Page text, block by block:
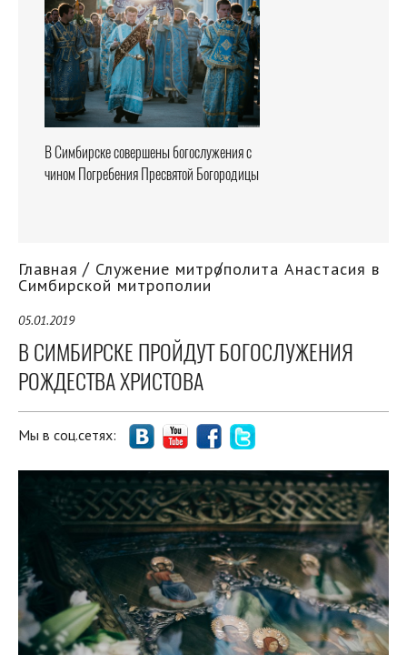
В Симбирске совершены богослужения с
чином Погребения Пресвятой Богородицы
Главная Служение митрополита Анастасия в
Симбирской митрополии
05.01.2019
В СИМБИРСКЕ ПРОЙДУТ БОГОСЛУЖЕНИЯ
РОЖДЕСТВА ХРИСТОВА
Мы в соц.сетях: